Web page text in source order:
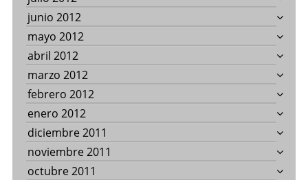
junio 2012
mayo 2012
abril 2012
marzo 2012
febrero 2012
enero 2012
diciembre 2011
noviembre 2011
octubre 2011